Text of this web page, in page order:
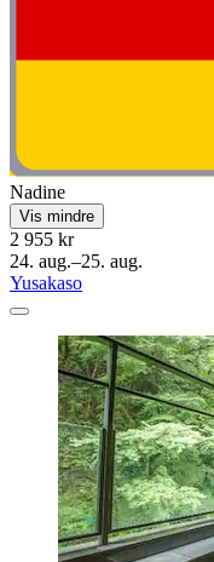
Nadine
Vis mindre
2 955 kr
24. aug.–25. aug.
Yusakaso